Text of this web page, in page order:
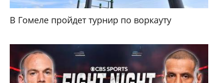
В Гомеле пройдет турнир по воркауту